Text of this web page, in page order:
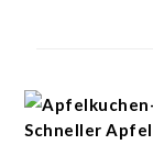
Schneller